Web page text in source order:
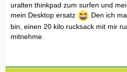
uralten thinkpad zum surfen und
mein Desktop ersatz
Den ich
bin, einen 20 kilo rucksack mit mir
mitnehme.